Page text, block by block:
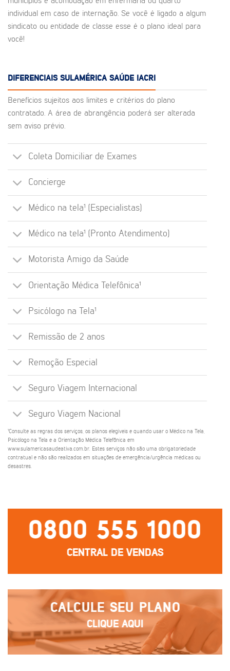
individual em caso de internação. Se você é ligado a algum
sindicato ou entidade de classe esse é o plano ideal para
você!
DIFERENCIAIS SULAMÉRICA SAÚDE IACRI
Benefícios sujeitos aos limites e critérios do plano
contratado. A área de abrangência poderá ser alterada
sem aviso prévio.
Coleta Domiciliar de Exames
Concierge
Médico na tela¹ (Especialistas)
Médico na tela¹ (Pronto Atendimento)
Motorista Amigo da Saúde
Orientação Médica Telefônica¹
Psicólogo na Tela¹
Remissão de 2 anos
Remoção Especial
Seguro Viagem Internacional
Seguro Viagem Nacional
¹Consulte as regras dos serviços, os planos elegíveis e quando usar o Médico na Tela,
Psicólogo na Tela e a Orientação Médica Telefônica em
www.sulamericasaudeativa.com.br. Estes serviços não são uma obrigatoriedade
contratual e não são realizados em situações de emergência/urgência médicas ou
desastres.
0800 555 1000
CENTRAL DE VENDAS
CALCULE SEU PLANO
CLIQUE AQUI